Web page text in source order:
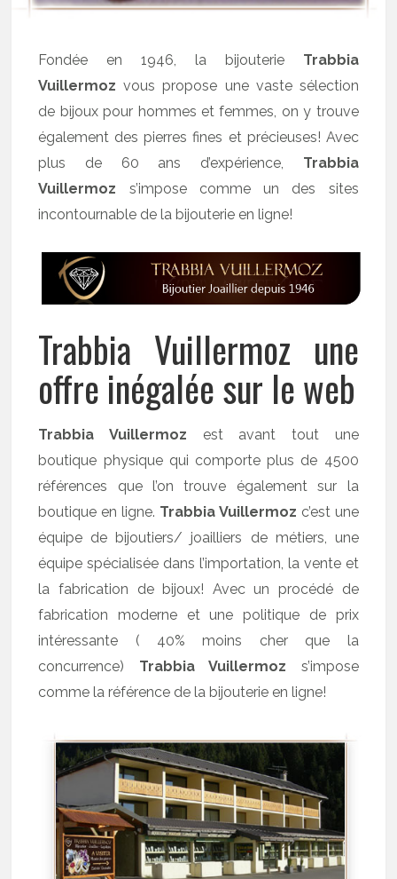
Fondée en 1946, la bijouterie Trabbia
Vuillermoz vous propose une vaste sélection
de bijoux pour hommes et femmes, on y trouve
également des pierres fines et précieuses! Avec
plus de 60 ans d’expérience, Trabbia
Vuillermoz s’impose comme un des sites
incontournable de la bijouterie en ligne!
Trabbia Vuillermoz une
offre inégalée sur le web
Trabbia Vuillermoz est avant tout une
boutique physique qui comporte plus de 4500
références que l’on trouve également sur la
boutique en ligne. Trabbia Vuillermoz c’est une
équipe de bijoutiers/ joailliers de métiers, une
équipe spécialisée dans l’importation, la vente et
la fabrication de bijoux! Avec un procédé de
fabrication moderne et une politique de prix
intéressante ( 40% moins cher que la
concurrence) Trabbia Vuillermoz s’impose
comme la référence de la bijouterie en ligne!